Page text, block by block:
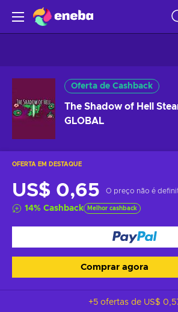
Oferta de Cashback
The Shadow of Hell
GLOBAL
OFERTA EM DESTAQUE
US$ 0,65 O preço não é
14% Cashback Melhor cashback
Comprar agora
+5 ofertas de US$